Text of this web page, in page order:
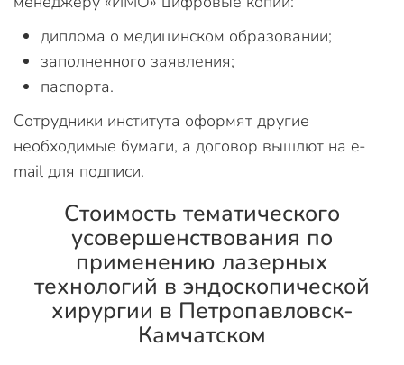
диплома о медицинском образовании;
заполненного заявления;
паспорта.
Сотрудники института оформят другие
необходимые бумаги, а договор вышлют на e-
mail для подписи.
Стоимость тематического
усовершенствования по
применению лазерных
технологий в эндоскопической
хирургии в Петропавловск-
Камчатском